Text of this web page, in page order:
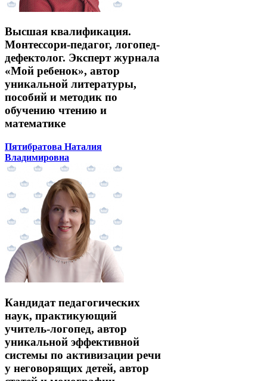
Высшая квалификация.
Монтессори-педагог, логопед-
дефектолог. Эксперт журнала
«Мой ребенок», автор
уникальной литературы,
пособий и методик по
обучению чтению и
математике
Пятибратова Наталия
Владимировна
Кандидат педагогических
наук, практикующий
учитель-логопед, автор
уникальной эффективной
системы по активизации речи
у неговорящих детей, автор